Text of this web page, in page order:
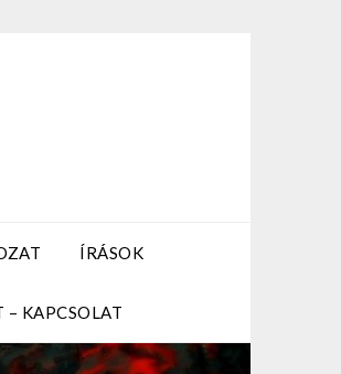
ÍRÁSOK
– KAPCSOLAT